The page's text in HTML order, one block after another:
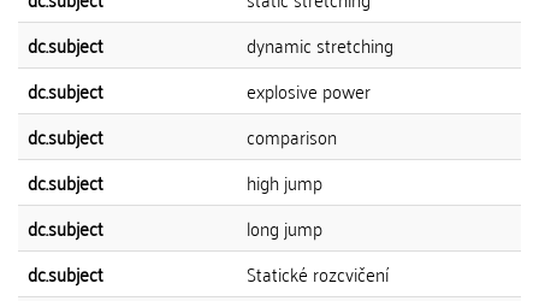
dc.subject
dynamic stretching
dc.subject
explosive power
dc.subject
comparison
dc.subject
high jump
dc.subject
long jump
dc.subject
Statické rozcvičení